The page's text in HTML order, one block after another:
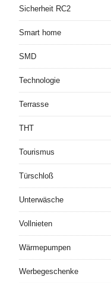
Sicherheit RC2
Smart home
SMD
Technologie
Terrasse
THT
Tourismus
Türschloß
Unterwäsche
Vollnieten
Wärmepumpen
Werbegeschenke